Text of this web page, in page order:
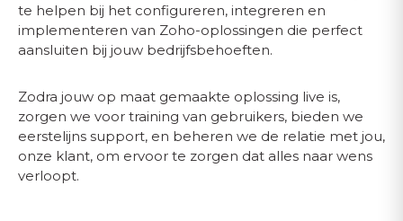
te helpen bij het configureren, integreren en
implementeren van Zoho-oplossingen die perfect
aansluiten bij jouw bedrijfsbehoeften.
Zodra jouw op maat gemaakte oplossing live is,
zorgen we voor training van gebruikers, bieden we
eerstelijns support, en beheren we de relatie met jou,
onze klant, om ervoor te zorgen dat alles naar wens
verloopt.